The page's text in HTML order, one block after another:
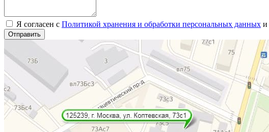
Я согласен с Политикой хранения и обработки персональных данных и
Отправить